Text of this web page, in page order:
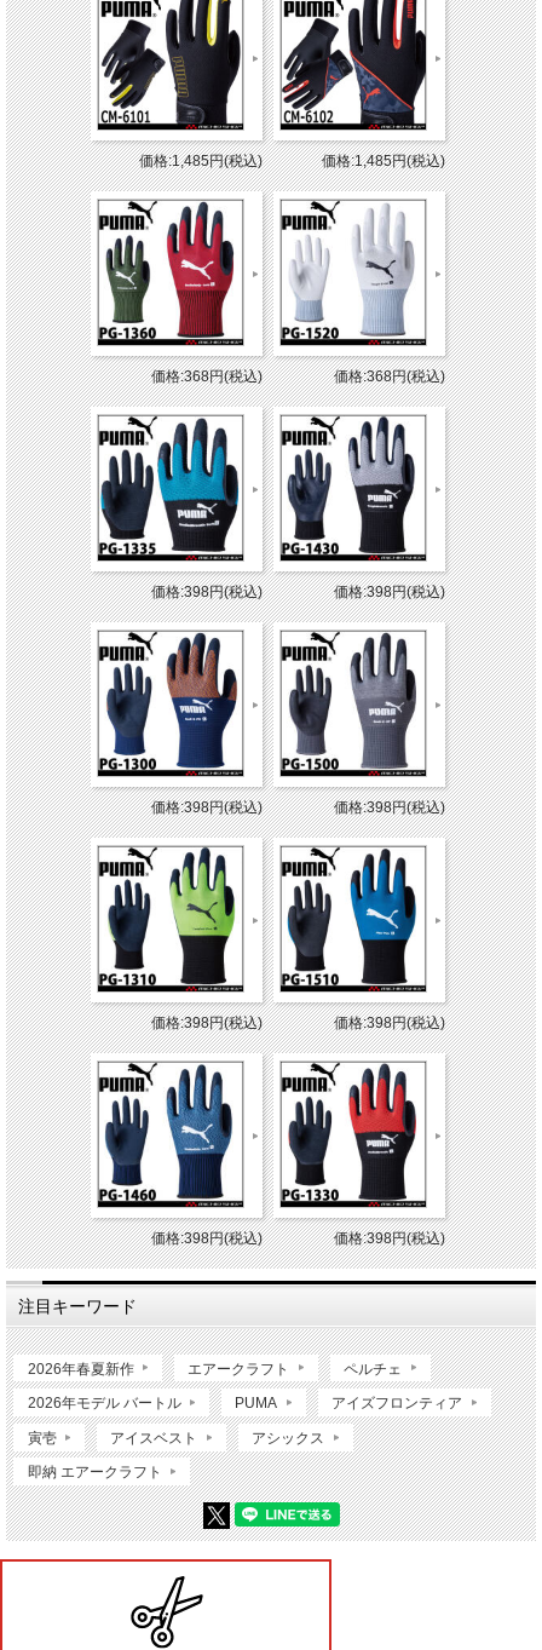
価格:1,485円(税込) 価格:1,485円(税込)
価格:368円(税込) 価格:368円(税込)
価格:398円(税込) 価格:398円(税込)
価格:398円(税込) 価格:398円(税込)
価格:398円(税込) 価格:398円(税込)
価格:398円(税込) 価格:398円(税込)
注目キーワード
2026年春夏新作 エアークラフト ペルチェ
2026年モデル バートル PUMA アイズフロンティア
寅壱 アイスベスト アシックス
即納 エアークラフト